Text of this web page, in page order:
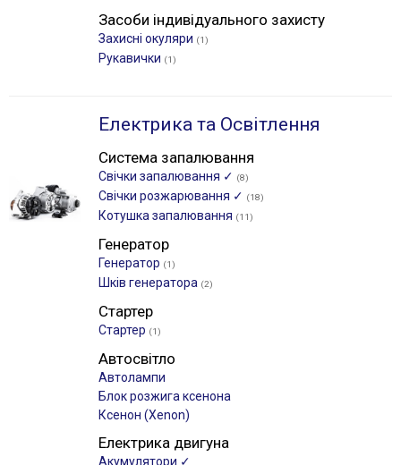
Засоби індивідуального захисту
Захисні окуляри (1)
Рукавички (1)
Електрика та Освітлення
Система запалювання
Свічки запалювання ✓ (8)
Свічки розжарювання ✓ (18)
Котушка запалювання (11)
Генератор
Генератор (1)
Шків генератора (2)
Стартер
Стартер (1)
Автосвітло
Автолампи
Блок розжига ксенона
Ксенон (Xenon)
Електрика двигуна
Акумулятори ✓